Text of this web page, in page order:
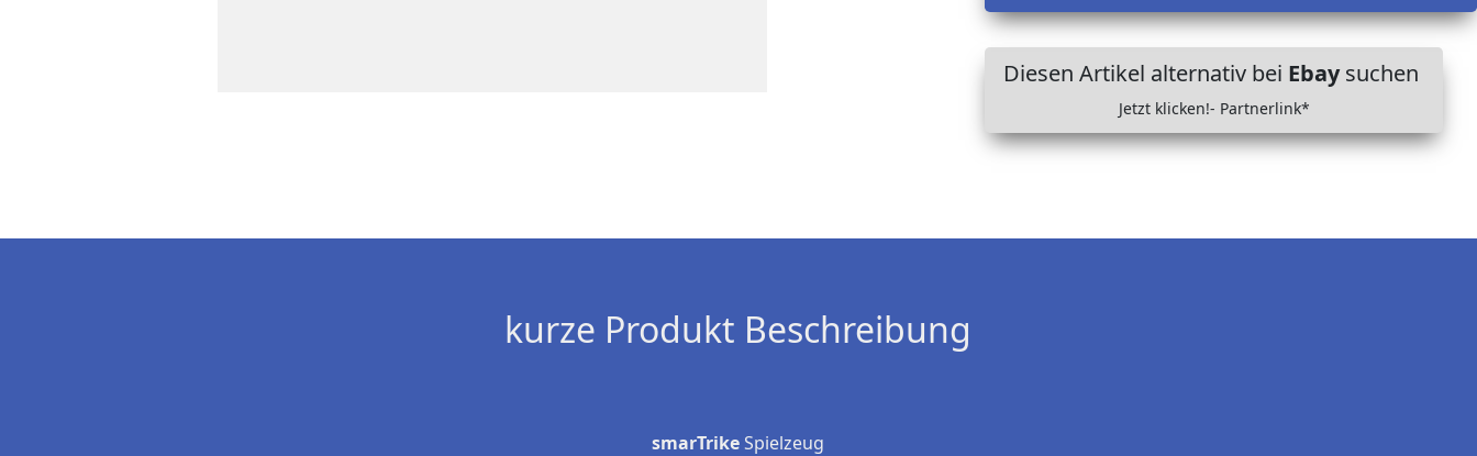
Diesen Artikel alternativ bei Ebaysuchen
Jetzt klicken!- Partnerlink*
kurze Produkt Beschreibung
smarTrikeSpielzeug